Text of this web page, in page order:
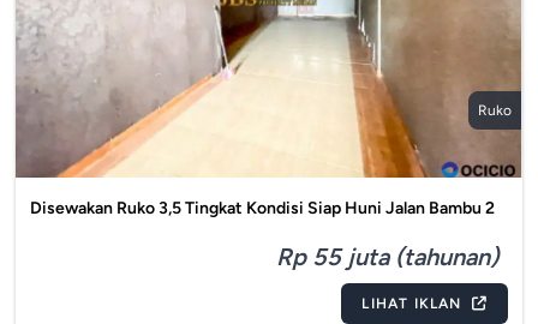
Ruko
Disewakan Ruko 3,5 Tingkat Kondisi Siap Huni Jalan Bambu 2
Rp 55 juta (tahunan)
LIHAT IKLAN